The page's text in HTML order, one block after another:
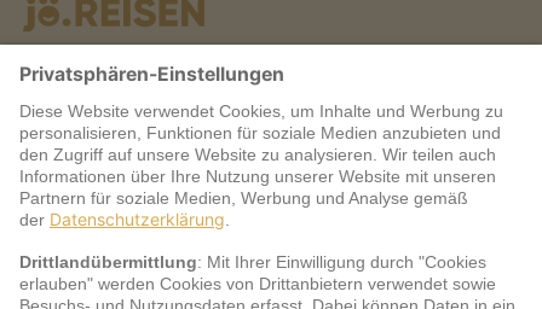
Warum jö?
Service
jö Bonus Club Partner